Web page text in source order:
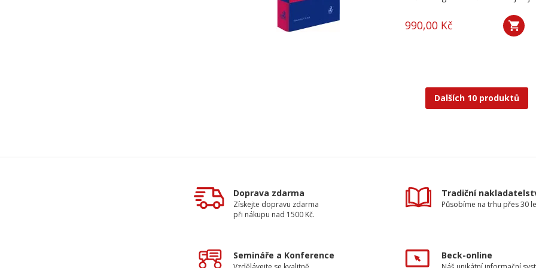
990,00 Kč
Dalších 10 produktů
Doprava zdarma
Získejte dopravu zdarma
při nákupu nad 1500 Kč.
Tradiční
Působíme na trhu přes 30
Semináře a Konference Beck-online